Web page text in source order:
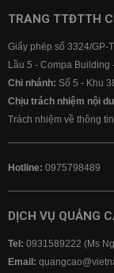
TRANG TTĐTTH
Giấy phép số 3324/GP-
Lầu 5 - Compa
Chi nhánh: Số 5 - Khu
Chịu trách nhiệm nội
Trách nhiệm về thông tin
Hotline: 0975798489
DỊCH VỤ QUẢNG
Tel: 0931589222 (Ms
Email: